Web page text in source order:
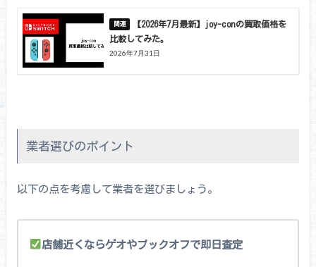
【2026年7月最新】joy-conの買取価格を
比較してみた。
2026年7月31日
業者選びのポイント
以下の点を考慮して業者を選びましょう。
店舗近くならゲオやブックオフで即日査定